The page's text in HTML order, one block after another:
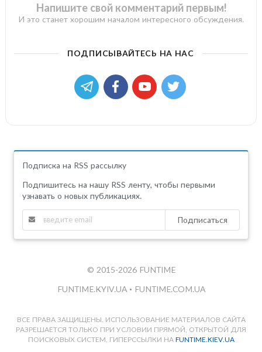
Напишите свой комментарий первым!
И это станет хорошим началом интересного обсуждения.
ПОДПИСЫВАЙТЕСЬ НА НАС
Подписка на RSS рассылку
Подпишитесь на нашу RSS ленту, чтобы первыми
узнавать о новых публикациях.
Подписаться
© 2015-2026 FUNTIME
FUNTIME.KYIV.UA • FUNTIME.COM.UA
ВСЕ ПРАВА ЗАЩИЩЕНЫ. ИСПОЛЬЗОВАНИЕ МАТЕРИАЛОВ САЙТА
РАЗРЕШАЕТСЯ ТОЛЬКО ПРИ УСЛОВИИ ПРЯМОЙ, ОТКРЫТОЙ ДЛЯ
ПОИСКОВЫХ СИСТЕМ, ГИПЕРССЫЛКИ НА FUNTIME.KIEV.UA